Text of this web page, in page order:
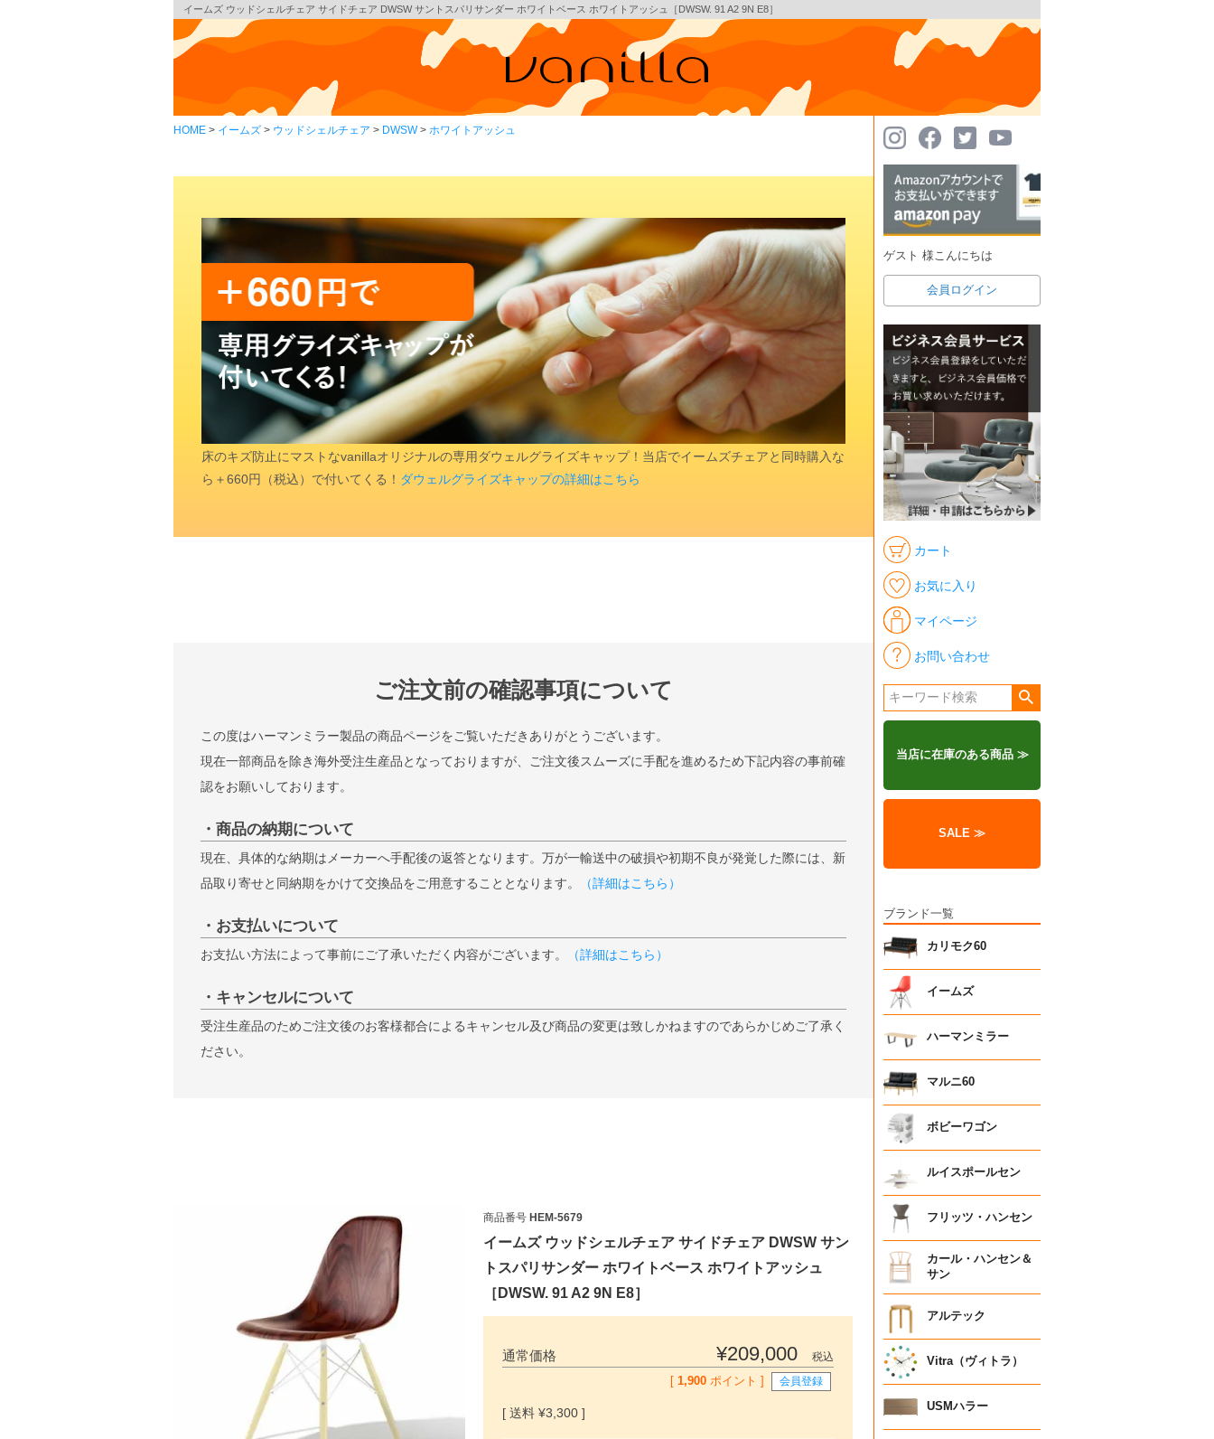
イームズ ウッドシェルチェア サイドチェア DWSW サントスパリサンダー ホワイトベース ホワイトアッシュ［DWSW. 91 A2 9N E8］
HOME イームズ ウッドシェルチェア DWSW ホワイトアッシュ
床のキズ防止にマストなvanillaオリジナルの専用ダウェルグライズキャップ！当店でイームズチェアと同時購入な
ら＋660円（税込）で付いてくる！ ダウェルグライズキャップの詳細はこちら
ご注文前の確認事項について
この度はハーマンミラー製品の商品ページをご覧いただきありがとうございます。
現在一部商品を除き海外受注生産品となっておりますが、ご注文後スムーズに手配を進めるため下記内容の事前確
認をお願いしております。
・商品の納期について
現在、具体的な納期はメーカーへ手配後の返答となります。万が一輸送中の破損や初期不良が発覚した際には、新
品取り寄せと同納期をかけて交換品をご用意することとなります。
（詳細はこちら）
・お支払いについて
お支払い方法によって事前にご了承いただく内容がございます。 （詳細はこちら）
・キャンセルについて
受注生産品のためご注文後のお客様都合によるキャンセル及び商品の変更は致しかねますのであらかじめご了承く
ださい。
商品番号 HEM-5679
イームズ ウッドシェルチェア サイドチェア DWSW サン
トスパリサンダー ホワイトベース ホワイトアッシュ
［DWSW. 91 A2 9N E8］
通常価格 ¥209,000
税込
[1,900 ポイント ] 会員登録
¥3,300
ゲスト 様こんにちは
会員ログイン
カート
お気に入り
マイページ
お問い合わせ
検索
当店に在庫のある商品 ≫
SALE ≫
ブランド一覧
カリモク60
イームズ
ハーマンミラー
マルニ60
ボビーワゴン
ルイスポールセン
フリッツ・ハンセン
カール・ハンセン＆
サン
アルテック
Vitra（ヴィトラ）
USMハラー